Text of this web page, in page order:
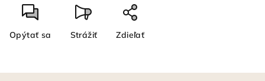
Opýtať sa Strážiť Zdieľať